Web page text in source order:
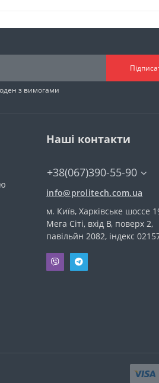
з вимогами
Наші контакти
+38(067)390-55-90
info@prolitech.com.ua
м. Київ, Харківське шоссе
Мега Сіті, вхід В, поверх 2,
павільйн 2082, індекс